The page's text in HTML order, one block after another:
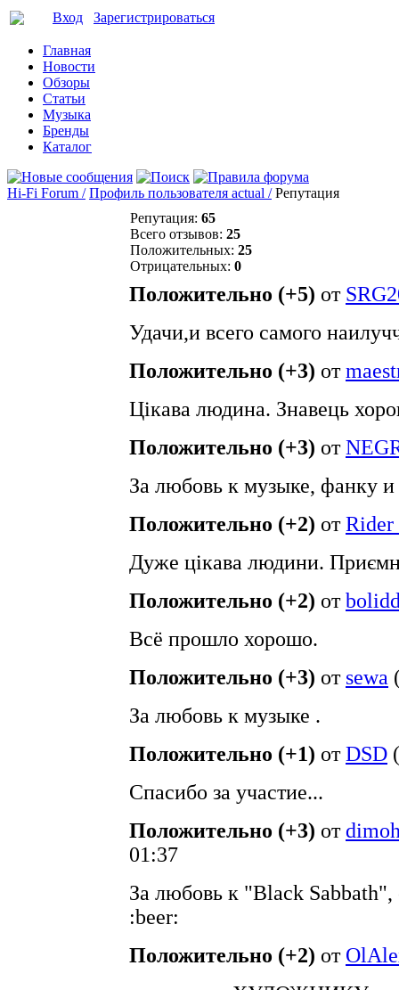
Вход Зарегистрироваться
Главная
Новости
Обзоры
Статьи
Музыка
Бренды
Каталог
Hi-Fi Forum / Профиль пользователя actual / Репутация
Репутация: 65
Всего отзывов: 25
Положительных: 25
Отрицательных: 0
Положительно (+5) от
Удачи,и всего самого
Положительно (+3) от
Цікава людина. Знавець
Положительно (+3) от
За любовь к музыке, фанку и
Положительно (+2) отRider
Дуже цікава людини.
Положительно (+2) от
Всё прошло хорошо.
Положительно (+3) от sewa
За любовь к музыке .
Положительно (+1) отDSD (
Спасибо за участие...
Положительно (+3) от
01:37
За любовь к "Black
:beer:
Положительно (+2) от